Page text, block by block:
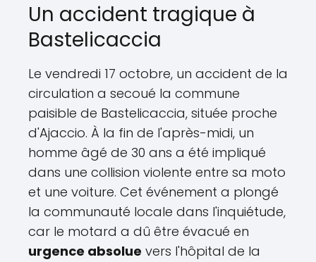
Un accident tragique à
Bastelicaccia
Le vendredi 17 octobre, un accident de la
circulation a secoué la commune
paisible de Bastelicaccia, située proche
d'Ajaccio. À la fin de l'après-midi, un
homme âgé de 30 ans a été impliqué
dans une collision violente entre sa moto
et une voiture. Cet événement a plongé
la communauté locale dans l'inquiétude,
car le motard a dû être évacué en
urgence absolue vers l'hôpital de la